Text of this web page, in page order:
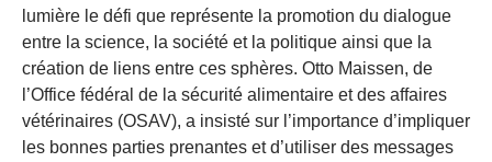
lumière le défi que représente la promotion du dialogue
entre la science, la société et la politique ainsi que la
création de liens entre ces sphères. Otto Maissen, de
l’Office fédéral de la sécurité alimentaire et des affaires
vétérinaires (OSAV), a insisté sur l’importance d’impliquer
les bonnes parties prenantes et d’utiliser des messages